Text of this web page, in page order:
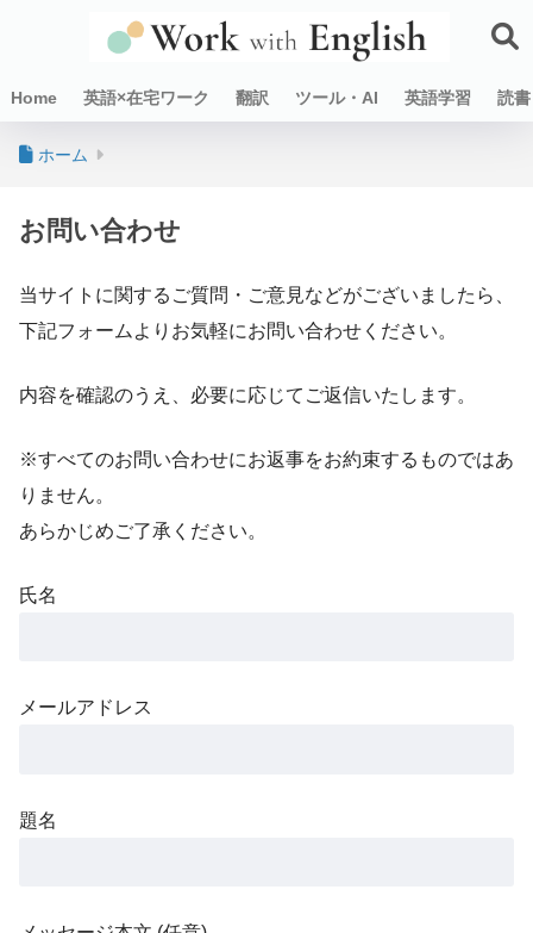
Home 英語×在宅ワーク 翻訳 ツール・AI 英語学習 読
ホーム
お問い合わせ
当サイトに関するご質問・ご意見などがございましたら、
下記フォームよりお気軽にお問い合わせください。
内容を確認のうえ、必要に応じてご返信いたします。
※すべてのお問い合わせにお返事をお約束するものではあ
りません。
あらかじめご了承ください。
氏名
メールアドレス
題名